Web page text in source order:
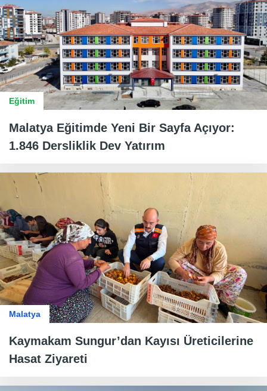
Eğitim
Malatya Eğitimde Yeni Bir Sayfa Açıyor:
1.846 Dersliklik Dev Yatırım
Malatya
Kaymakam Sungur’dan Kayısı Üreticilerine
Hasat Ziyareti